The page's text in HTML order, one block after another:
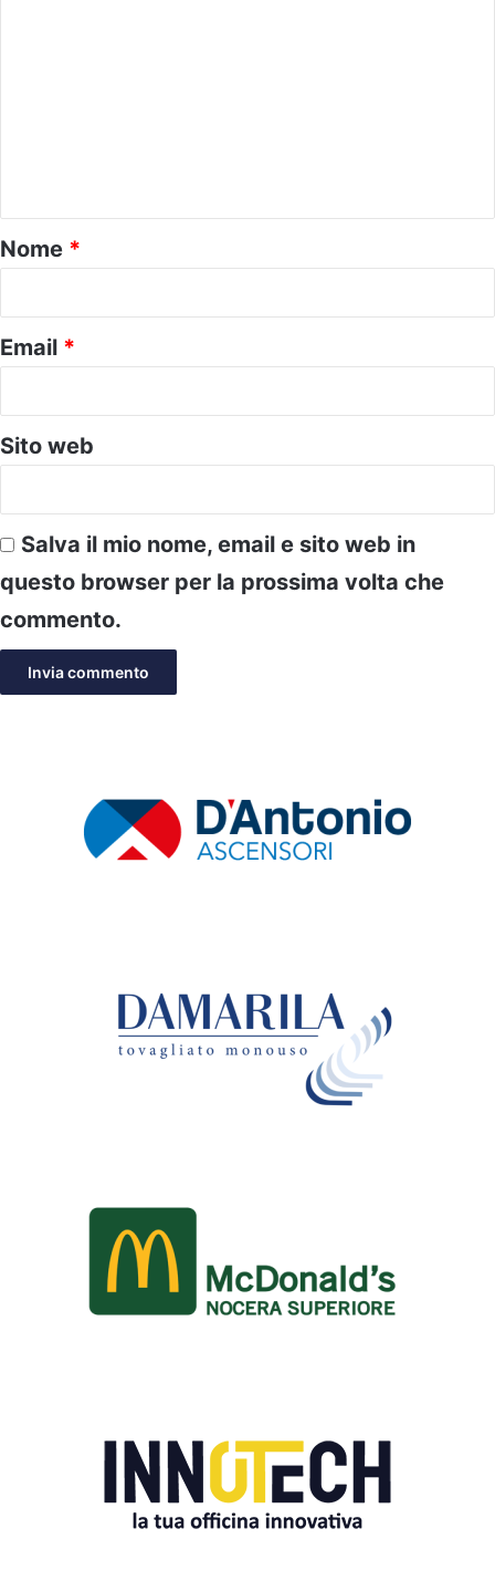
o
*
Nome *
Email *
Sito web
Salva il mio nome, email e sito web in
questo browser per la prossima volta che
commento.